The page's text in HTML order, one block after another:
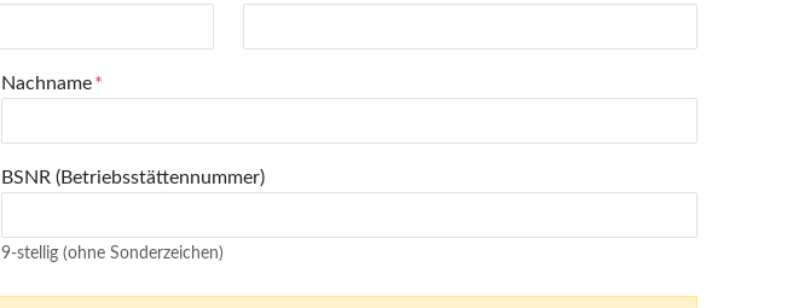
Nachname
BSNR (Betriebsstättennummer)
9-stellig (ohne Sonderzeichen)